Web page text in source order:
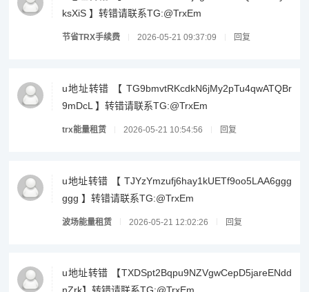
ksXiS 】转错请联系TG:@TrxEm
节省TRX手续费 2026-05-21 09:37:09 回复
u地址转错 【 TG9bmvtRKcdkN6jMy2pTu4qwATQBr
9mDcL 】转错请联系TG:@TrxEm
trx能量租赁 2026-05-21 10:54:56 回复
u地址转错 【 TJYzYmzufj6hay1kUETf9oo5LAA6ggg
ggg 】转错请联系TG:@TrxEm
波场能量租赁 2026-05-21 12:02:26 回复
u地址转错 【TXDSpt2Bqpu9NZVgwCepD5jareENdd